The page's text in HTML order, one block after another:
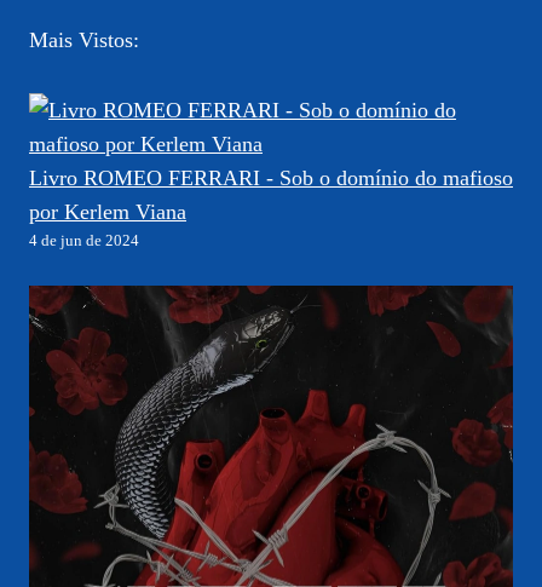
Mais Vistos:
Livro ROMEO FERRARI - Sob o domínio do mafioso
por Kerlem Viana
4 de jun de 2024